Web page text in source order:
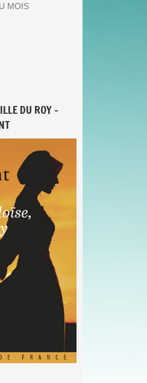
MOIS
DU ROY -